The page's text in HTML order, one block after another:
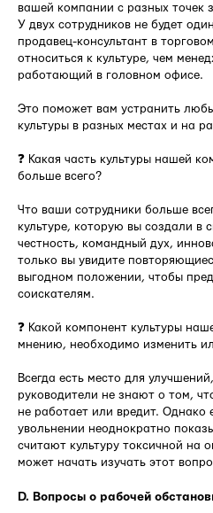
вашей компании с разных точек
У двух сотрудников не будет
продавец-консультант в
относиться к культуре, чем
работающий в головном офисе.
Это поможет вам устранить
культуры в разных местах и на
❓ Какая часть культуры нашей
больше всего?
Что ваши сотрудники больше
культуре, которую вы создали в
честность, командный дух,
только вы увидите
выгодном положении, чтобы
соискателям.
❓ Какой компонент культуры
мнению, необходимо изменить
Всегда есть место для
руководители не знают о том,
не работает или вредит. Однако
увольнении неоднократно
считают культуру токсичной на
может начать изучать этот
D. Вопросы о рабочей